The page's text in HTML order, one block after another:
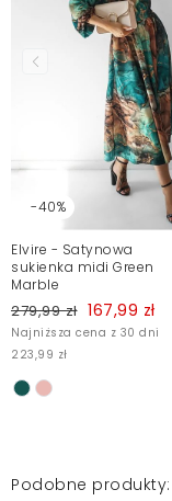
Śliczna
Brakuje halki, z
Anna
Sukienka bardzo
ponieważ była za
Piękna sukienka,
KATARZYNA
Super sukienka ,
Katarzyna
-40%
Elvire - Satynowa
sukienka midi Green
Marble
279,99 zł 167,99 zł
Najniższa cena z 30 dni
223,99 zł
Podobne produkty: